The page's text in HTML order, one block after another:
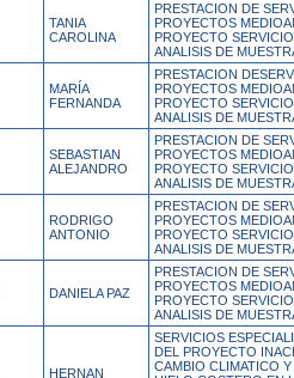
TANIA
CAROLINA
PRESTACION DE
PROYECTOS
PROYECTO
ANALISIS DE
MARÍA
FERNANDA
PRESTACION
PROYECTOS
PROYECTO
ANALISIS DE
SEBASTIAN
ALEJANDRO
PRESTACION DE
PROYECTOS
PROYECTO
ANALISIS DE
RODRIGO
ANTONIO
PRESTACION DE
PROYECTOS
PROYECTO
ANALISIS DE
DANIELA PAZ
PRESTACION DE
PROYECTOS
PROYECTO
ANALISIS DE
HERNAN
SERVICIOS
DEL PROYECTO
CAMBIO CLIMATICO